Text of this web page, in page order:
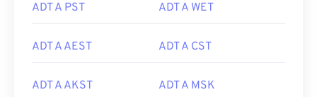
ADT A PST ADT A WET
ADT A AEST ADT A CST
ADT A AKST ADT A MSK